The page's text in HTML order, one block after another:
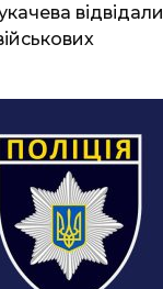
відвідали